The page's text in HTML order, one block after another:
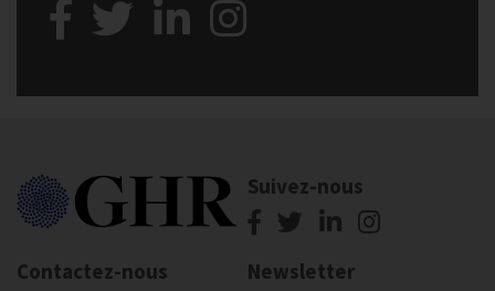
Suivez-nous
Contactez-nous Newsletter